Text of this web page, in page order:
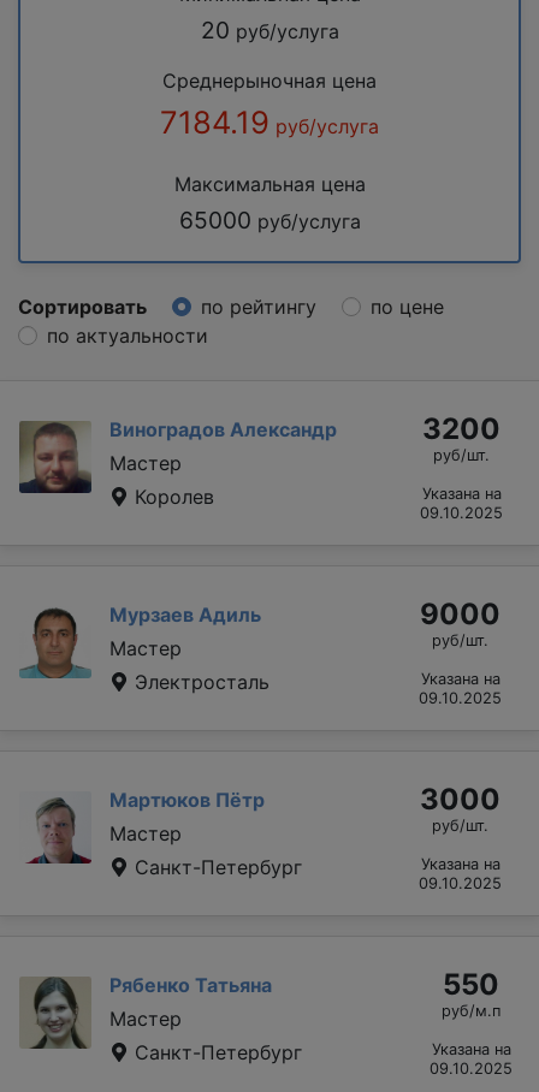
20 руб/услуга
Среднерыночная цена
7184.19 руб/услуга
Максимальная цена
65000 руб/услуга
Сортировать по рейтингу
по цене
по актуальности
Виноградов Александр
Мастер
Королев
3200
руб/шт.
Указана на
09.10.2025
Мурзаев Адиль
Мастер
Электросталь
9000
руб/шт.
Указана на
09.10.2025
Мартюков Пётр
Мастер
Санкт-Петербург
3000
руб/шт.
Указана на
09.10.2025
Рябенко Татьяна
Мастер
Санкт-Петербург
550
руб/м.п
Указана на
09.10.2025